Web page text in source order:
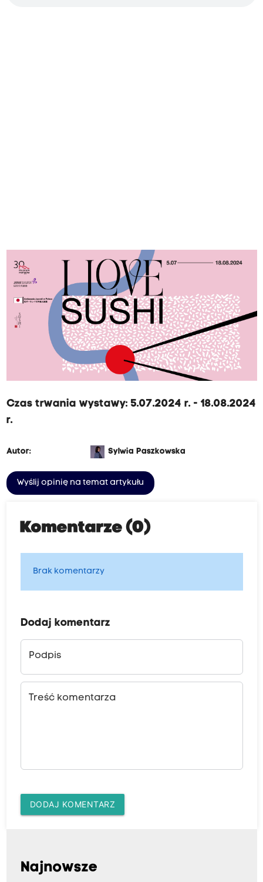
Czas trwania wystawy: 5.07.2024 r. - 18.08.2024
r.
Autor: Sylwia Paszkowska
Wyślij opinię na temat artykułu
Komentarze (0)
Brak komentarzy
Dodaj komentarz
Podpis
Treść komentarza
DODAJ KOMENTARZ
Najnowsze